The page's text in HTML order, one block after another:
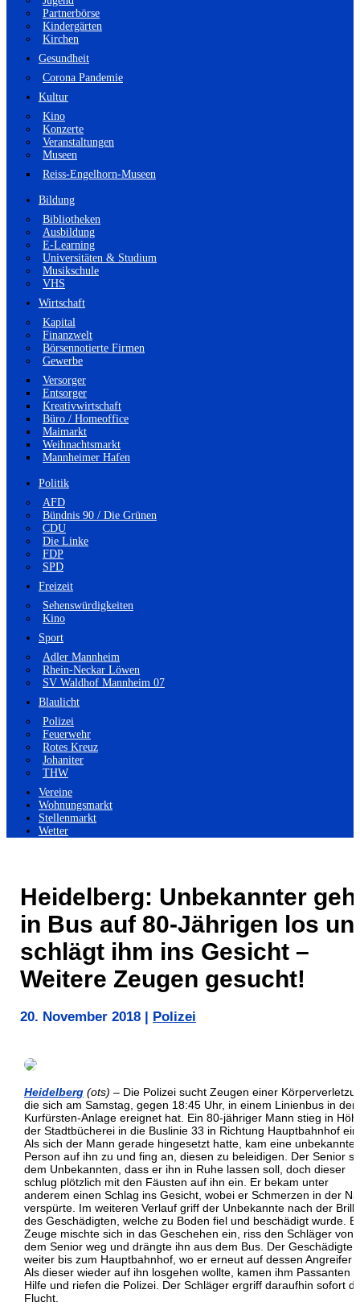
Partnerbörse
Kindergärten
Kirchen
Gesundheit
Corona Pandemie
Kultur
Kino
Konzerte
Veranstaltungen
Museen
Reiss-Engelhorn-Museen
Bildung
Bibliotheken
Ausbildung
E-Learning
Universitäten & Studium
Musikschule
VHS
Wirtschaft
Kapital
Finanzwelt
Börsennotierte Firmen
Gewerbe
Versorger
Entsorger
Kreativwirtschaft
Büro / Homeoffice
Maimarkt
Weihnachtsmarkt
Mannheimer Hafen
Politik
AFD
Bündnis 90 / Die Grünen
CDU
Die Linke
FDP
SPD
Freizeit
Sehenswürdigkeiten
Kino
Sport
Adler Mannheim
Rhein-Neckar Löwen
SV Waldhof Mannheim 07
Blaulicht
Polizei
Feuerwehr
Rotes Kreuz
Johaniter
THW
Vereine
Wohnungsmarkt
Stellenmarkt
Wetter
Heidelberg: Unbekannter
in Bus auf 80-Jährigen los
schlägt ihm ins Gesicht –
Weitere Zeugen gesucht!
20. November 2018 Polizei
Heidelberg (ots) – Die Polizei sucht Zeugen einer
die sich am Samstag, gegen 18:45 Uhr, in einem Linienbus in der
Kurfürsten-Anlage ereignet hat. Ein 80-jähriger Mann stieg in
der Stadtbücherei in die Buslinie 33 in Richtung Hauptbahnhof
Als sich der Mann gerade hingesetzt hatte, kam eine unbekannte
Person auf ihn zu und fing an, diesen zu beleidigen. Der Senior
dem Unbekannten, dass er ihn in Ruhe lassen soll, doch dieser
schlug plötzlich mit den Fäusten auf ihn ein. Er bekam unter
anderem einen Schlag ins Gesicht, wobei er Schmerzen in der
verspürte. Im weiteren Verlauf griff der Unbekannte nach der Brille
des Geschädigten, welche zu Boden fiel und beschädigt wurde.
Zeuge mischte sich in das Geschehen ein, riss den Schläger von
dem Senior weg und drängte ihn aus dem Bus. Der Geschädigte
weiter bis zum Hauptbahnhof, wo er erneut auf dessen Angreifer
Als dieser wieder auf ihn losgehen wollte, kamen ihm Passanten
Hilfe und riefen die Polizei. Der Schläger ergriff daraufhin sofort
Flucht.